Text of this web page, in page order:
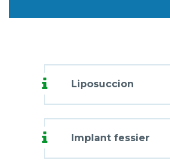
Liposuccion
Implant fessier